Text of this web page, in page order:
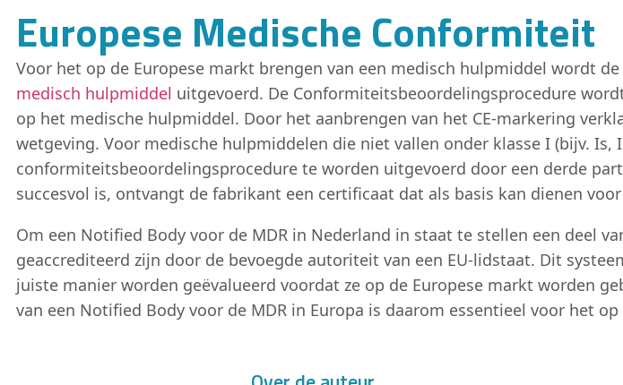
Europese Medische Conformiteit
Voor het op de Europese markt brengen van een medisch hulpmiddel wordt
medisch hulpmiddel uitgevoerd. De Conformiteitsbeoordelingsprocedure
op het medische hulpmiddel. Door het aanbrengen van het CE-markering
wetgeving. Voor medische hulpmiddelen die niet vallen onder klasse I (bijv. Is,
conformiteitsbeoordelingsprocedure te worden uitgevoerd door een derde
succesvol is, ontvangt de fabrikant een certificaat dat als basis kan dienen
Om een Notified Body voor de MDR in Nederland in staat te stellen een deel
geaccrediteerd zijn door de bevoegde autoriteit van een EU-lidstaat. Dit
juiste manier worden geëvalueerd voordat ze op de Europese markt worden
van een Notified Body voor de MDR in Europa is daarom essentieel voor het